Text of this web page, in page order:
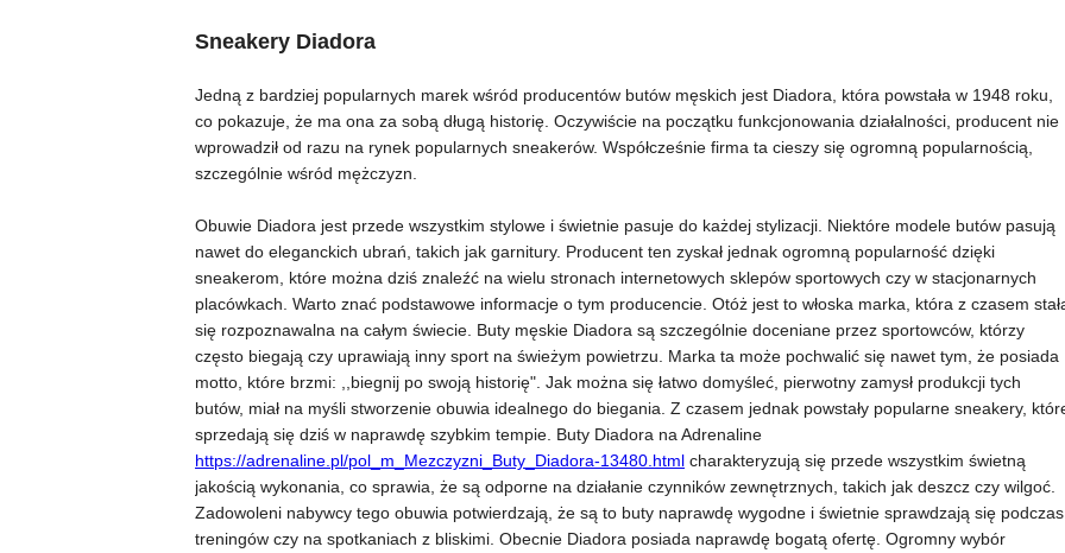
Sneakery Diadora
Jedną z bardziej popularnych marek wśród producentów butów męskich jest Diadora, która powstała w 1948 roku,
co pokazuje, że ma ona za sobą długą historię. Oczywiście na początku funkcjonowania działalności, producent nie
wprowadził od razu na rynek popularnych sneakerów. Współcześnie firma ta cieszy się ogromną popularnością,
szczególnie wśród mężczyzn.
Obuwie Diadora jest przede wszystkim stylowe i świetnie pasuje do każdej stylizacji. Niektóre modele butów pasują
nawet do eleganckich ubrań, takich jak garnitury. Producent ten zyskał jednak ogromną popularność dzięki
sneakerom, które można dziś znaleźć na wielu stronach internetowych sklepów sportowych czy w stacjonarnych
placówkach. Warto znać podstawowe informacje o tym producencie. Otóż jest to włoska marka, która z czasem
się rozpoznawalna na całym świecie. Buty męskie Diadora są szczególnie doceniane przez sportowców, którzy
często biegają czy uprawiają inny sport na świeżym powietrzu. Marka ta może pochwalić się nawet tym, że posiada
motto, które brzmi: ,,biegnij po swoją historię". Jak można się łatwo domyśleć, pierwotny zamysł produkcji tych
butów, miał na myśli stworzenie obuwia idealnego do biegania. Z czasem jednak powstały popularne sneakery,
sprzedają się dziś w naprawdę szybkim tempie. Buty Diadora na Adrenaline
https://adrenaline.pl/pol_m_Mezczyzni_Buty_Diadora-13480.html charakteryzują się przede wszystkim świetną
jakością wykonania, co sprawia, że są odporne na działanie czynników zewnętrznych, takich jak deszcz czy wilgoć.
Zadowoleni nabywcy tego obuwia potwierdzają, że są to buty naprawdę wygodne i świetnie sprawdzają się podczas
treningów czy na spotkaniach z bliskimi. Obecnie Diadora posiada naprawdę bogatą ofertę. Ogromny wybór